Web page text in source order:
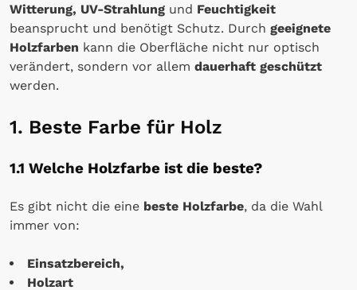
Witterung, UV-Strahlung und Feuchtigkeit
beansprucht und benötigt Schutz. Durch geeignete
Holzfarben kann die Oberfläche nicht nur optisch
verändert, sondern vor allem dauerhaft geschützt
werden.
1. Beste Farbe für Holz
1.1 Welche Holzfarbe ist die beste?
Es gibt nicht die eine beste Holzfarbe, da die Wahl
immer von:
Einsatzbereich,
Holzart